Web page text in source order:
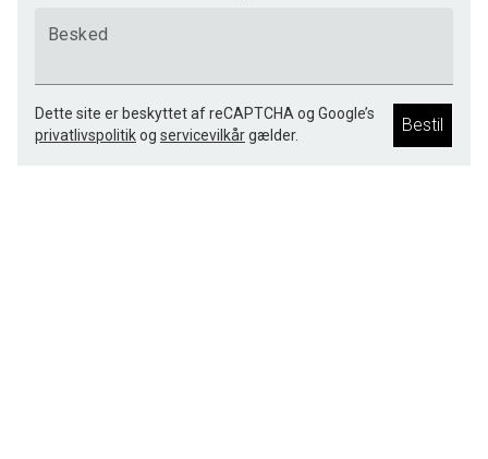
Besked
Dette site er beskyttet af reCAPTCHA og Google’s
privatlivspolitikog servicevilkårgælder. Bestil